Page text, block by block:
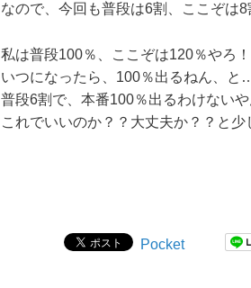
なので、今回も普段は6割、ここぞは8
私は普段100％、ここぞは120％やろ
いつになったら、100％出るねん、と
普段6割で、本番100％出るわけないや
これでいいのか？？大丈夫か？？と少
Pocket